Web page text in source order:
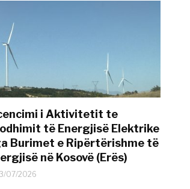
i Aktivitetit te
të Energjisë Elektrike
Burimet e Ripërtërishme të
në Kosovë (Erës)
07/2026